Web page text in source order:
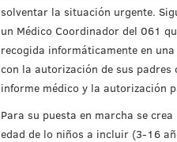
solventar la situación urgente.
un Médico Coordinador del 061
recogida informáticamente en
con la autorización de sus
informe médico y la autorización
Para su puesta en marcha se
edad de lo niños a incluir (3-16